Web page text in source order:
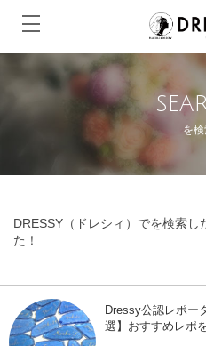
を
DRESSY（ドレシィ）でを検索
た！
Dressy公認レポー
選】おすすめレポ